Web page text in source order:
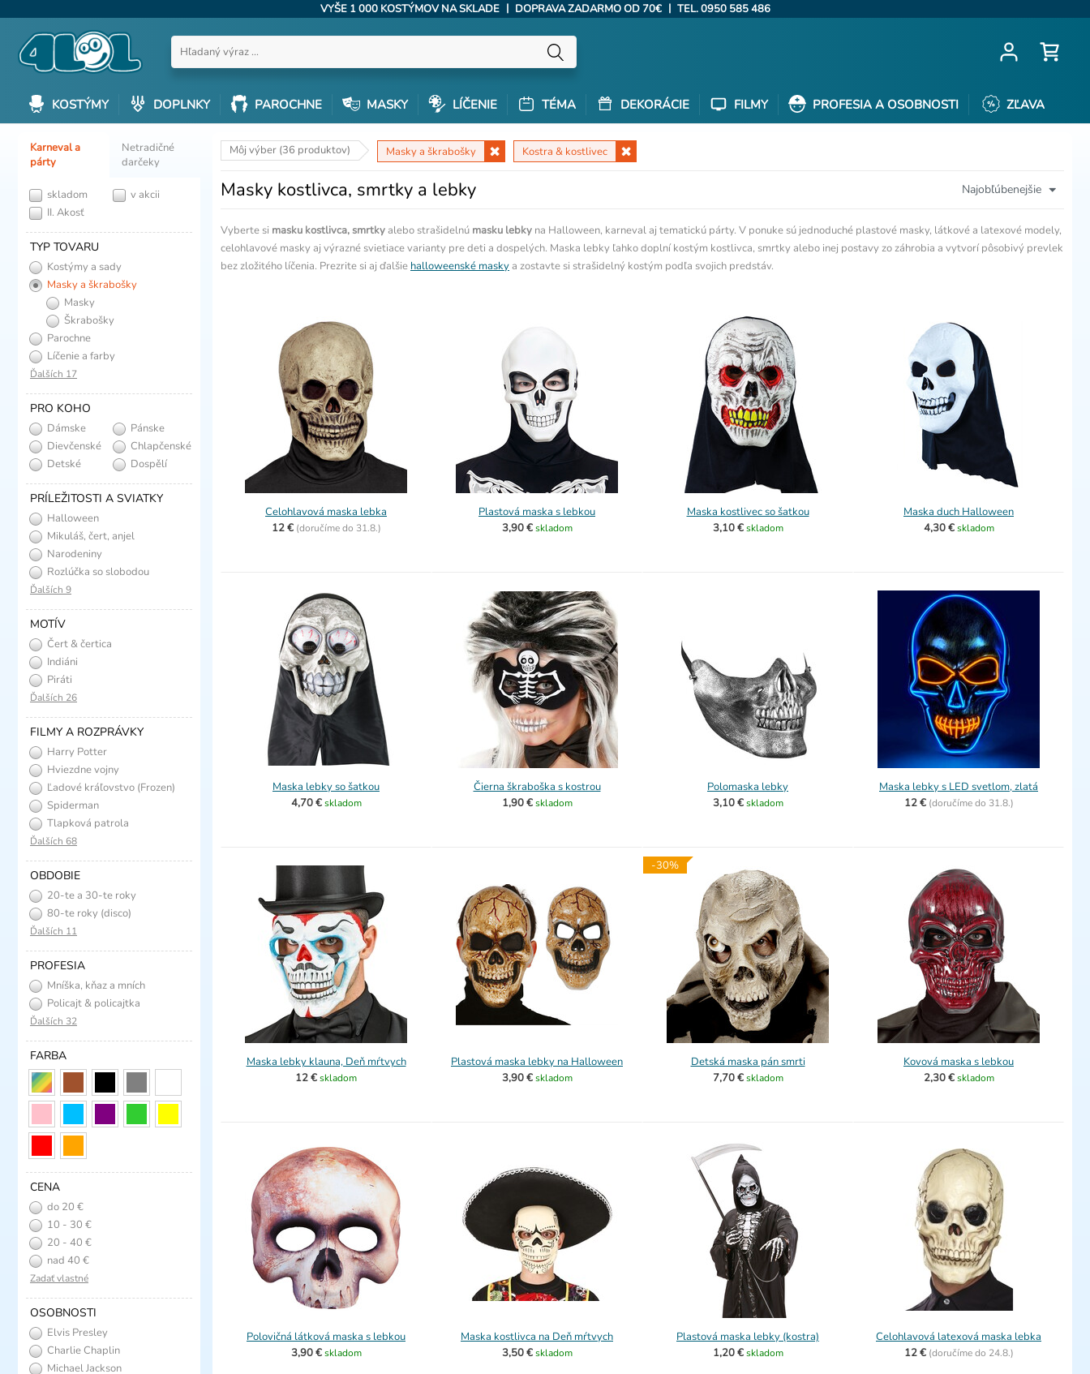
VYŠE 1 000 KOSTÝMOV NA SKLADE | DOPRAVA ZADARMO OD 70€ | TEL. 0950 585 486
KOSTÝMY DOPLNKY PAROCHNE MASKY LÍČENIE TÉMA DEKORÁCIE FILMY PROFESIA A OSOBNOSTI ZĽAVA
Môj výber (36 produktov) Masky a škrabošky Kostra & kostlivec
Najobľúbenejšie
Masky kostlivca, smrtky a lebky
Vyberte si masku kostlivca, smrtkyalebo strašidelnú masku lebky na Halloween, karneval aj tematickú párty. V ponuke sú jednoduché plastové masky, látkové a latexové modely,
celohlavové masky aj výrazné svietiace varianty pre deti a dospelých. Maska lebky ľahko doplní kostým kostlivca, smrtky alebo inej postavy zo záhrobia a vytvorí pôsobivý prevlek
bez zložitého líčenia. Prezrite si aj ďalšie halloweenské maskya zostavte si strašidelný kostým podľa svojich predstáv.
Celohlavová maska lebka
12 € (doručíme do 31.8.)
Plastová maska s lebkou
3,90 € skladom
Maska kostlivec so šatkou
3,10 € skladom
Maska duch Halloween
4,30 € skladom
Maska lebky so šatkou
4,70 € skladom
Čierna škraboška s kostrou
1,90 € skladom
Polomaska lebky
3,10 € skladom
Maska lebky s LED svetlom, zlatá
12 € (doručíme do 31.8.)
Maska lebky klauna, Deň mŕtvych
12 €skladom
Plastová maska lebky na Halloween
3,90 € skladom
-30%
Detská maska pán smrti
7,70 € skladom
Kovová maska s lebkou
2,30 € skladom
Polovičná látková maska s lebkou
3,90 € skladom
Maska kostlivca na Deň mŕtvych
3,50 € skladom
Plastová maska lebky (kostra)
1,20 € skladom
Celohlavová latexová maska lebka
12 € (doručíme do 24.8.)
Karneval a
párty
Netradičné
darčeky
skladom
v akcii
II. Akosť
TYP TOVARU
Kostýmy a sady
Masky a škrabošky
Masky
Škrabošky
Parochne
Líčenie a farby
Ďalších 17
PRO KOHO
Dámske
Pánske
Dievčenské
Chlapčenské
Detské
Dospělí
PRÍLEŽITOSTI A SVIATKY
Halloween
Mikuláš, čert, anjel
Narodeniny
Rozlúčka so slobodou
Ďalších 9
MOTÍV
Čert & čertica
Indiáni
Piráti
Ďalších 26
FILMY A ROZPRÁVKY
Harry Potter
Hviezdne vojny
Ľadové kráľovstvo (Frozen)
Spiderman
Tlapková patrola
Ďalších 68
OBDOBIE
20-te a 30-te roky
(charleston)
80-te roky (disco)
Ďalších 11
PROFESIA
Mníška, kňaz a mních
Policajt & policajtka
Ďalších 32
FARBA
CENA
do 20 €
10 - 30 €
20 - 40 €
nad 40 €
Zadať vlastné
OSOBNOSTI
Elvis Presley
Charlie Chaplin
Michael Jackson